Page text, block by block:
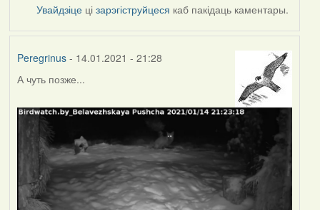
Увайдзіце цізарэгіструйцеся каб пакідаць каментары.
Peregrinus- 14.01.2021 - 21:28
А чуть позже...